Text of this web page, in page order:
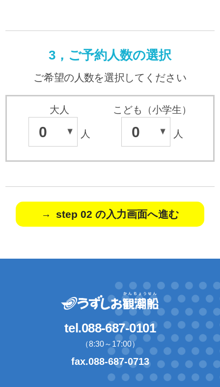
3，ご予約人数の選択
ご希望の人数を選択してください
大人
0 人
こども（小学生）
0 人
step 02 の入力画面へ進む
tel.088-687-0101
（8:30～17:00）
fax.088-687-0713